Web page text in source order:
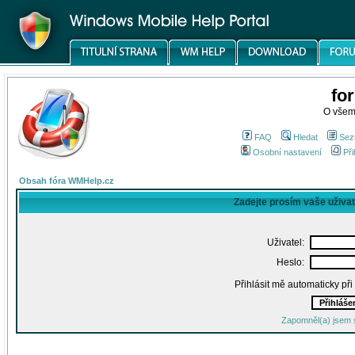
O
FAQ Hledat
Osobní nastavení
Obsah fóra WMHelp.cz
Zadejte prosím vaše
Uživatel:
Heslo:
Přihlásit mě automaticky
Zapomněl(a) jsem